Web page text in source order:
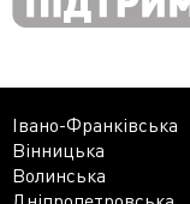
Івано-Франківська
Вінницька
Волинська